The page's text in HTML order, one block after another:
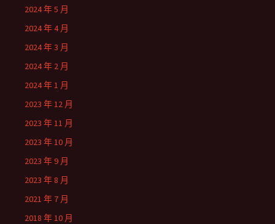
2024 年 5 月
2024 年 4 月
2024 年 3 月
2024 年 2 月
2024 年 1 月
2023 年 12 月
2023 年 11 月
2023 年 10 月
2023 年 9 月
2023 年 8 月
2021 年 7 月
2018 年 10 月